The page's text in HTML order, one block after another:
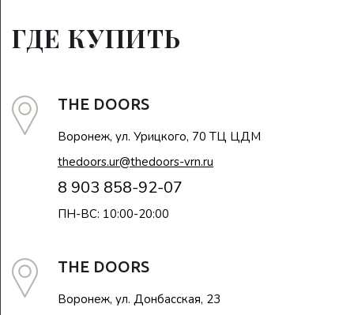
ГДЕ КУПИТЬ
THE DOORS
Воронеж, ул. Урицкого, 70 ТЦ ЦДМ
thedoors.ur@thedoors-vrn.ru
8 903 858-92-07
ПН-ВС: 10:00-20:00
THE DOORS
Воронеж, ул. Донбасская, 23